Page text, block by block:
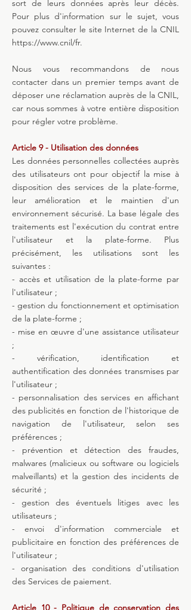
sort de leurs données après leur décès.
Pour plus d'information sur le sujet, vous
pouvez consulter le site Internet de la CNIL
https://www.cnil/fr.
Nous vous recommandons de nous
contacter dans un premier temps avant de
déposer une réclamation auprès de la CNIL,
car nous sommes à votre entière disposition
pour régler votre problème.
Article 9 - Utilisation des données
Les données personnelles collectées auprès
des utilisateurs ont pour objectif la mise à
disposition des services de la plate-forme,
leur amélioration et le maintien d'un
environnement sécurisé. La base légale des
traitements est l'exécution du contrat entre
l'utilisateur et la plate-forme. Plus
précisément, les utilisations sont les
suivantes :
- accès et utilisation de la plate-forme par
l'utilisateur ;
- gestion du fonctionnement et optimisation
de la plate-forme ;
- mise en œuvre d'une assistance utilisateur
;
- vérification, identification et
authentification des données transmises par
l'utilisateur ;
- personnalisation des services en affichant
des publicités en fonction de l'historique de
navigation de l'utilisateur, selon ses
préférences ;
- prévention et détection des fraudes,
malwares (malicieux ou software ou logiciels
malveillants) et la gestion des incidents de
sécurité ;
- gestion des éventuels litiges avec les
utilisateurs ;
- envoi d'information commerciale et
publicitaire en fonction des préférences de
l'utilisateur ;
- organisation des conditions d'utilisation
des Services de paiement.
Article 10 - Politique de conservation des